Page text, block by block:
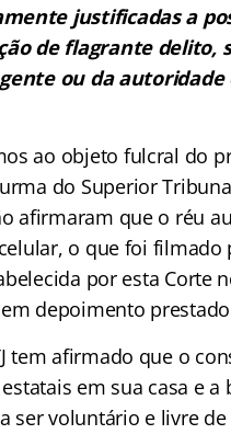
justificadas a
de flagrante delito,
ou da
ao objeto fulcral do
do Superior
afirmaram que o réu
o que foi filmado
por esta Corte
depoimento
tem afirmado que o
em sua casa e
ser voluntário e livre